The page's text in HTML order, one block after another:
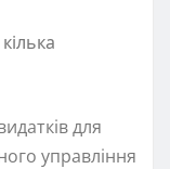
для
управління